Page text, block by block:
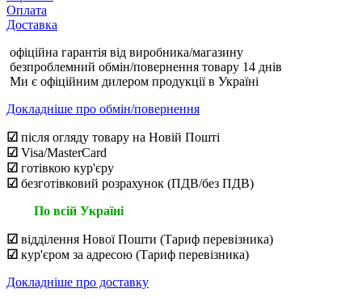
Оплата
Доставка
офіційна гарантія від виробника/магазину
безпроблемний обмін/повернення товару 14 днів
Ми є офіційним дилером продукції в Україні
Докладніше про обмін/повернення
☑ після огляду товару на Новій Пошті
☑ Visa/MasterCard
☑ готівкою кур'єру
☑ безготівковий розрахунок (ПДВ/без ПДВ)
По всій Україні
☑ відділення Нової Пошти (Тариф перевізника)
☑ кур'єром за адресою (Тариф перевізника)
Докладніше про доставку